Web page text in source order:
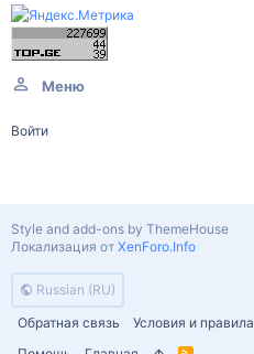
Меню
Войти
Russian (RU)
Обратная связь
Условия и правила
Style and add-ons by ThemeHouse
Локализация от XenForo.Info